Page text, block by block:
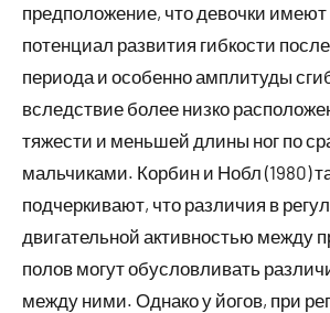
предположение, что девочки
потенциал развития гибкости
периода и особенно амплитуды
вследствие более низко
тяжести и меньшей длины ног по
мальчиками. Корбин и Нобл (1980)
подчеркивают, что различия в
двигательной активностью между
полов могут обусловливать
между ними. Однако у йогов, при